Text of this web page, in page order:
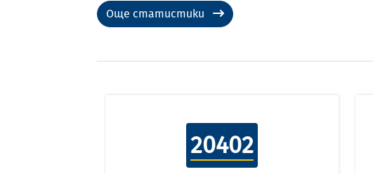
Още статистики
20402